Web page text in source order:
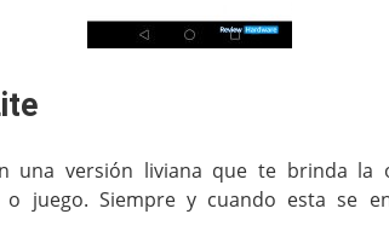
una versión liviana que te brinda la
o juego. Siempre y cuando esta se